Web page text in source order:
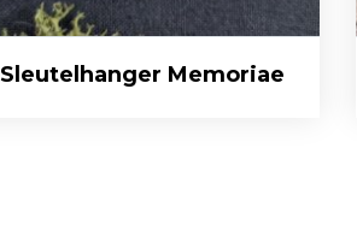
Sleutelhanger Memoriae